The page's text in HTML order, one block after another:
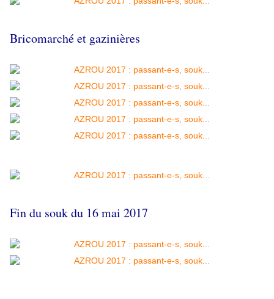
Bricomarché et gazinières
Fin du souk du 16 mai 2017